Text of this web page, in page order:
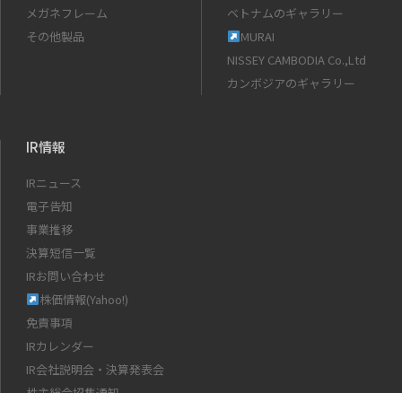
メガネフレーム
その他製品
ベトナムのギャラリー
MURAI
NISSEY CAMBODIA Co.,Ltd
カンボジアのギャラリー
IR情報
IRニュース
電子告知
事業推移
決算短信一覧
IRお問い合わせ
株価情報(Yahoo!)
免責事項
IRカレンダー
IR会社説明会・決算発表会